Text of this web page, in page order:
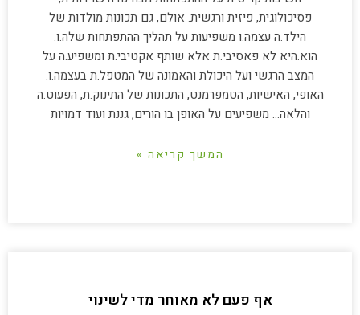
פסיכולוגית, פיזית ורגשית. אולם, גם תכונות מולדות של
הילד.ה עצמה.ו משפיעות על תהליך ההתפתחות שלה.ו.
הוא.היא לא פאסיבי.ת אלא שותף אקטיבי.ת ומשפיע.ה על
המצב הרגשי ועל היכולת והאמונה של המטפל.ת בעצמה.ו.
האופי, האישיות, הטמפרמנט, התכונות של התינוק.ת, הפעוט.ה
והלאה… משפיעים על האופן בו הורים, גננת ועוד דמויות
המשך קריאה »
אף פעם לא מאוחר מדי לשינוי